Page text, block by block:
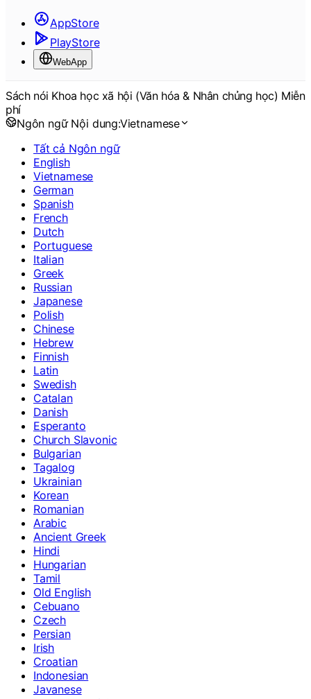
AppStore
PlayStore
WebApp
Sách nói Khoa học xã hội (Văn hóa & Nhân chủng học) Miễn
phí
Ngôn ngữ Nội dung:Vietnamese
Tất cả Ngôn ngữ
English
Vietnamese
German
Spanish
French
Dutch
Portuguese
Italian
Greek
Russian
Japanese
Polish
Chinese
Hebrew
Finnish
Latin
Swedish
Catalan
Danish
Esperanto
Church Slavonic
Bulgarian
Tagalog
Ukrainian
Korean
Romanian
Arabic
Ancient Greek
Hindi
Hungarian
Tamil
Old English
Cebuano
Czech
Persian
Irish
Croatian
Indonesian
Javanese